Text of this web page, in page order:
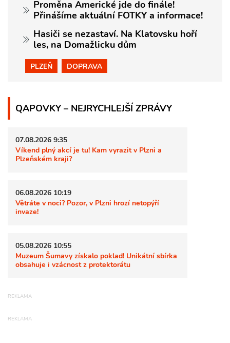
Proměna Americké jde do finále!
Přinášíme aktuální FOTKY a informace!
Hasiči se nezastaví. Na Klatovsku hoří
les, na Domažlicku dům
PLZEŇ DOPRAVA
QAPOVKY – NEJRYCHLEJŠÍ ZPRÁVY
07.08.2026 9:35
Víkend plný akcí je tu! Kam vyrazit v Plzni a
Plzeňském kraji?
06.08.2026 10:19
Větráte v noci? Pozor, v Plzni hrozí netopýří
invaze!
05.08.2026 10:55
Muzeum Šumavy získalo poklad! Unikátní sbírka
obsahuje i vzácnost z protektorátu